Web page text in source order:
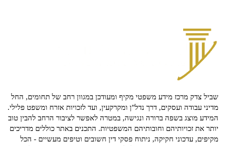
שביל צדק מרכז מידע משפטי מקיף ומעודכן במגוון רחב של תחומים, החל
מדיני עבודה ועסקים, דרך נדל"ן ומקרקעין, ועד לזכויות אזרח ומשפט פלילי.
המידע מוצג בשפה ברורה ונגישה, במטרה לאפשר לציבור הרחב להבין טוב
יותר את זכויותיהם וחובותיהם המשפטיות. התכנים באתר כוללים מדריכים
מקיפים, עדכוני חקיקה, ניתוח פסקי דין חשובים וטיפים מעשיים - הכל